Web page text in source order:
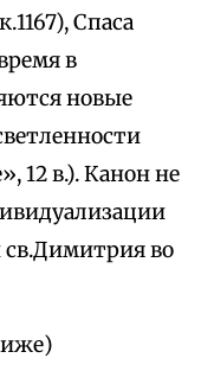
Спаса
в
новые
12 в.). Канон не
св.Димитрия во